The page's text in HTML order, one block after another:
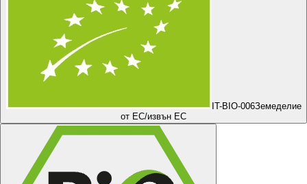
IT-BIO-006Земеделие
от ЕС/извън ЕС